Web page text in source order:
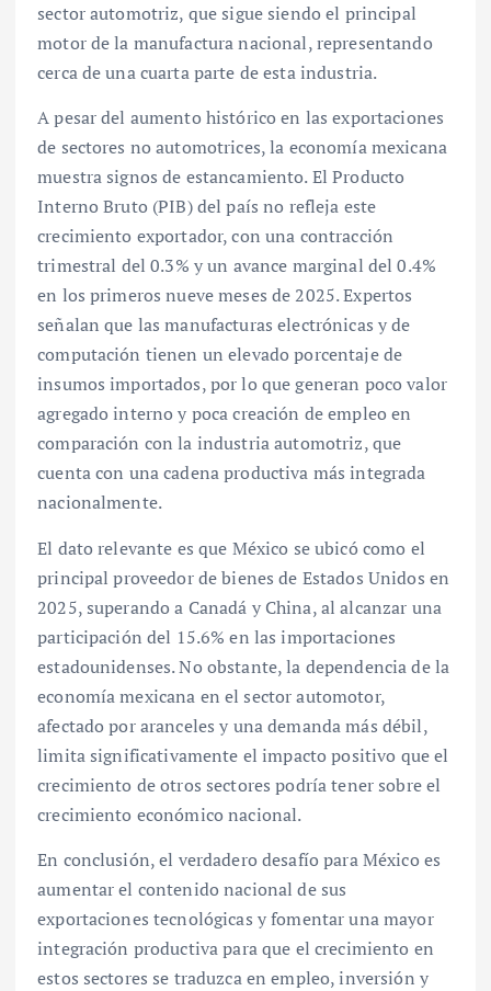
sector automotriz, que sigue siendo el principal
motor de la manufactura nacional, representando
cerca de una cuarta parte de esta industria.
A pesar del aumento histórico en las exportaciones
de sectores no automotrices, la economía mexicana
muestra signos de estancamiento. El Producto
Interno Bruto (PIB) del país no refleja este
crecimiento exportador, con una contracción
trimestral del 0.3% y un avance marginal del 0.4%
en los primeros nueve meses de 2025. Expertos
señalan que las manufacturas electrónicas y de
computación tienen un elevado porcentaje de
insumos importados, por lo que generan poco valor
agregado interno y poca creación de empleo en
comparación con la industria automotriz, que
cuenta con una cadena productiva más integrada
nacionalmente.
El dato relevante es que México se ubicó como el
principal proveedor de bienes de Estados Unidos en
2025, superando a Canadá y China, al alcanzar una
participación del 15.6% en las importaciones
estadounidenses. No obstante, la dependencia de la
economía mexicana en el sector automotor,
afectado por aranceles y una demanda más débil,
limita significativamente el impacto positivo que el
crecimiento de otros sectores podría tener sobre el
crecimiento económico nacional.
En conclusión, el verdadero desafío para México es
aumentar el contenido nacional de sus
exportaciones tecnológicas y fomentar una mayor
integración productiva para que el crecimiento en
estos sectores se traduzca en empleo, inversión y